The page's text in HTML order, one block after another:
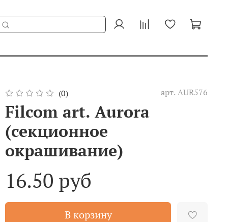
(0)
арт. AUR576
Filcom art. Aurora
(секционное
окрашивание)
16.50 руб
В корзину